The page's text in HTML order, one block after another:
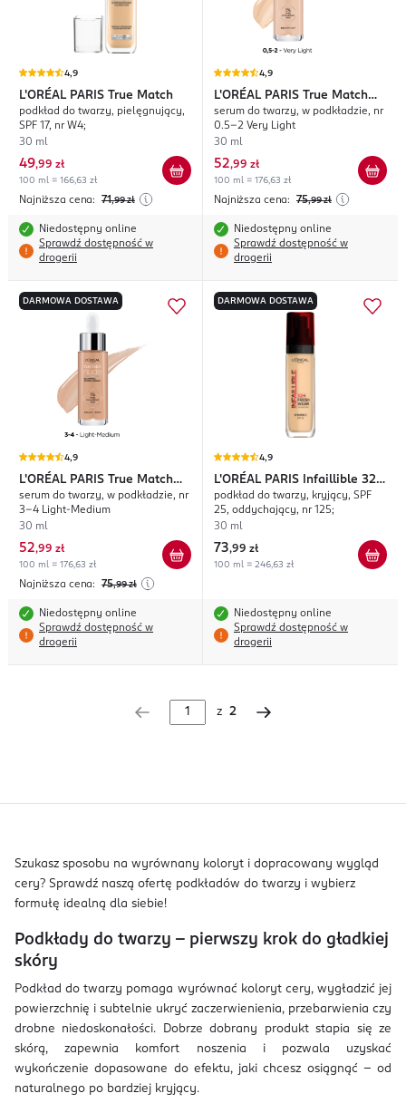
4,9
L'ORÉAL PARIS True Match
podkład do twarzy, pielęgnujący,
SPF 17, nr W4;
30 ml
49,99 zł
100 ml = 166,63 zł
Najniższa cena: 71,99 zł
Niedostępny online
Sprawdź dostępność w
drogerii
4,9
L'ORÉAL PARIS True Match
Nude
serum do twarzy, w podkładzie, nr
0.5-2 Very Light
30 ml
52,99 zł
100 ml = 176,63 zł
Najniższa cena: 75,99 zł
Niedostępny online
Sprawdź dostępność w
drogerii
DARMOWA DOSTAWA
4,9
L'ORÉAL PARIS True Match
Nude
serum do twarzy, w podkładzie, nr
3-4 Light-Medium
30 ml
52,99 zł
100 ml = 176,63 zł
Najniższa cena: 75,99 zł
Niedostępny online
Sprawdź dostępność w
drogerii
DARMOWA DOSTAWA
4,9
L'ORÉAL PARIS
Infaillible 32H
Fresh Wear
podkład do twarzy, kryjący, SPF
25, oddychający, nr 125;
30 ml
73,99 zł
100 ml = 246,63 zł
Niedostępny online
Sprawdź dostępność w
drogerii
z 2
Szukasz sposobu na wyrównany koloryt i dopracowany wygląd
cery? Sprawdź naszą ofertę podkładów do twarzy i wybierz
formułę idealną dla siebie!
Podkłady do twarzy – pierwszy krok do gładkiej
skóry
Podkład do twarzy pomaga wyrównać koloryt cery, wygładzić jej
powierzchnię i subtelnie ukryć zaczerwienienia, przebarwienia czy
drobne niedoskonałości. Dobrze dobrany produkt stapia się ze
skórą, zapewnia komfort noszenia i pozwala uzyskać
wykończenie dopasowane do efektu, jaki chcesz osiągnąć – od
naturalnego po bardziej kryjący.